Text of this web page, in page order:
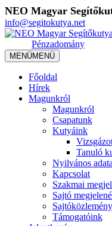
NEO Magyar
info@segitokutya.net
Pénzadomány
MENÜMENÜ
Főoldal
Hírek
Magunkról
Magunkról
Csapatunk
Kutyáink
Tanuló
Nyilvános
Kapcsolat
Szakmai
Sajtó
Sajtóközlemény
Támogatóink